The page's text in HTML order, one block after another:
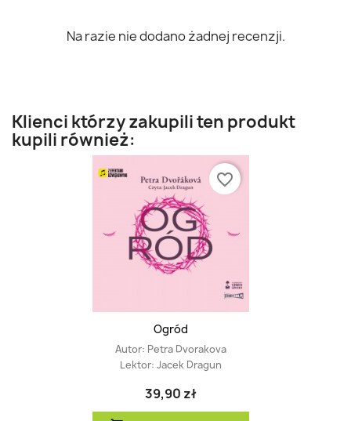
Na razie nie dodano żadnej recenzji.
Klienci którzy zakupili ten produkt
kupili również:
Ogród
Autor: Petra Dvorakova
Lektor: Jacek Dragun
39,90 zł
favorite_border